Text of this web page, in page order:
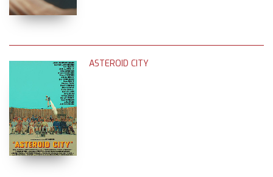
ASTEROID CITY